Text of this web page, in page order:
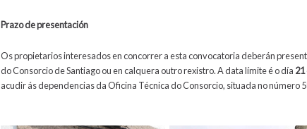
Prazo de presentación
Os propietarios interesados en concorrer a esta convocatoria deberán
do Consorcio de Santiago ou en calquera outro rexistro. A data límite é o día
acudir ás dependencias da Oficina Técnica do Consorcio, situada no número